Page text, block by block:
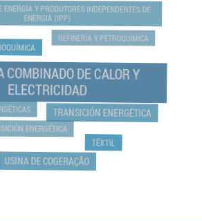
ENERGÍA Y PRODUTORES INDEPENDENTES DE
ENERGIA (IPP)
REFINERÍA Y PETROQUIMICA
COMBINADO DE CALOR Y
ELECTRICIDAD
TRANSICIÓN ENERGÉTICA
ENERGÉTICA
TÊXTIL
USINA DE COGERAÇÃO